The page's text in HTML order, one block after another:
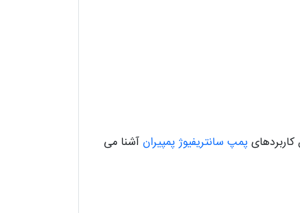
پمپ سانتریفیوژ پمپیرانآشنا می